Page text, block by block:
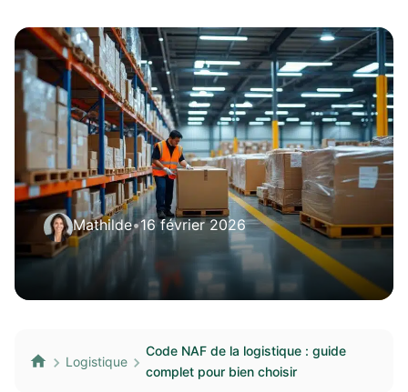
Mathilde•16 février 2026
Logistique
Code NAF de la logistique : guide
complet pour bien choisir